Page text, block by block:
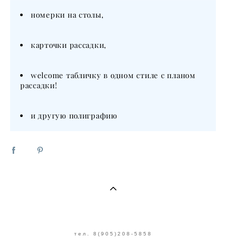
номерки на столы,
карточки рассадки,
welcome табличку в одном стиле с планом
рассадки!
и другую полиграфию
тел. 8(905)208-5858